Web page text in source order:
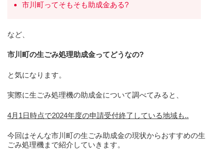
市川町ってそもそも助成金ある?
など、
市川町の生ごみ処理助成金ってどうなの?
と気になります。
実際に生ごみ処理機の助成金について調べてみると、
4月1日時点で2024年度の申請受付終了している地域も..
今回はそんな市川町の生ごみ助成金の現状からおすすめの生
ごみ処理機まで紹介していきます。